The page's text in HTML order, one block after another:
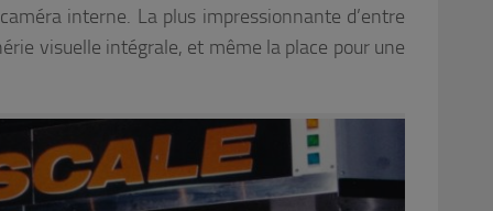
interne. La plus impressionnante d’entre
visuelle intégrale, et même la place pour une